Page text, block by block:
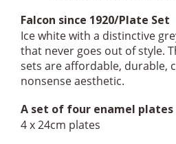
Falcon since 1920/Plate Set
Ice white with a distinctive
that never goes out of style.
sets are affordable, durable,
nonsense aesthetic.
A set of four enamel
4 x 24cm plates